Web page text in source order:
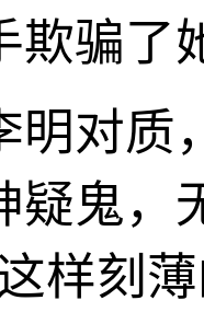
欺骗了
明对质
疑鬼，
样刻